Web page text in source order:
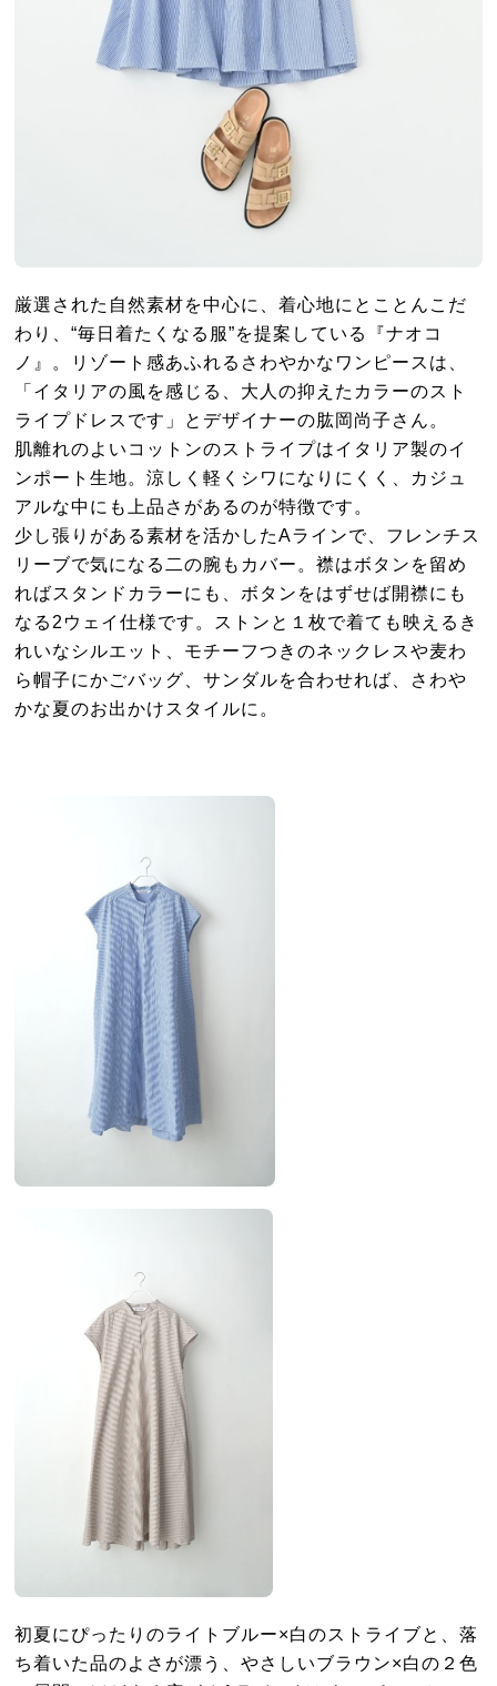
厳選された自然素材を中心に、着心地にとことんこだ
わり、“毎日着たくなる服”を提案している『ナオコ
ノ』。リゾート感あふれるさわやかなワンピースは、
「イタリアの風を感じる、大人の抑えたカラーのスト
ライプドレスです」とデザイナーの肱岡尚子さん。
肌離れのよいコットンのストライプはイタリア製のイ
ンポート生地。涼しく軽くシワになりにくく、カジュ
アルな中にも上品さがあるのが特徴です。
少し張りがある素材を活かしたAラインで、フレンチス
リーブで気になる二の腕もカバー。襟はボタンを留め
ればスタンドカラーにも、ボタンをはずせば開襟にも
なる2ウェイ仕様です。ストンと１枚で着ても映えるき
れいなシルエット、モチーフつきのネックレスや麦わ
ら帽子にかごバッグ、サンダルを合わせれば、さわや
かな夏のお出かけスタイルに。
初夏にぴったりのライトブルー×白のストライブと、落
ち着いた品のよさが漂う、やさしいブラウン×白の２色